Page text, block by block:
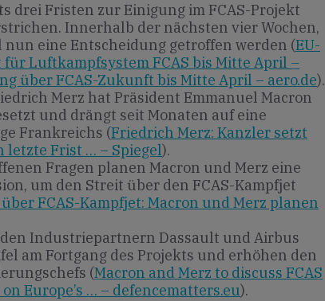
drei Fristen zur Einigung im FCAS-Projekt
Innerhalb der nächsten vier Wochen,
nun eine Entscheidung getroffen werden (EU-
Luftkampfsystem FCAS bis Mitte April –
über FCAS-Zukunft bis Mitte April – aero.de).
Merz hat Präsident Emmanuel Macron
und drängt seit Monaten auf eine
Frankreichs (Friedrich Merz: Kanzler setzt
letzte Frist … – Spiegel).
Fragen planen Macron und Merz eine
um den Streit über den FCAS-Kampfjet
FCAS-Kampfjet: Macron und Merz planen
Industriepartnern Dassault und Airbus
am Fortgang des Projekts und erhöhen den
(Macron and Merz to discuss FCAS
Europe’s … – defencematters.eu).